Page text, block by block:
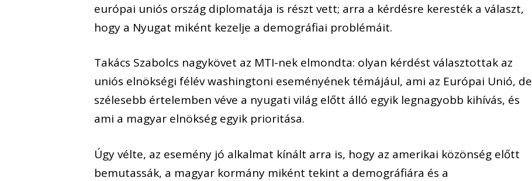
európai uniós ország diplomatája is részt vett; arra a kérdésre keresték a választ,
hogy a Nyugat miként kezelje a demográfiai problémáit.
Takács Szabolcs nagykövet az MTI-nek elmondta: olyan kérdést választottak az
uniós elnökségi félév washingtoni eseményének témájául, ami az Európai Unió, de
szélesebb értelemben véve a nyugati világ előtt álló egyik legnagyobb kihívás, és
ami a magyar elnökség egyik prioritása.
Úgy vélte, az esemény jó alkalmat kínált arra is, hogy az amerikai közönség előtt
bemutassák, a magyar kormány miként tekint a demográfiára és a